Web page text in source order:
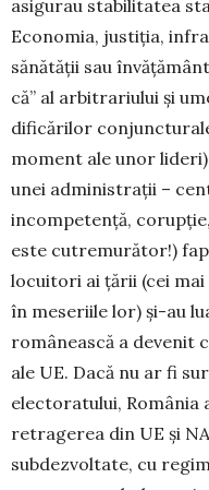
asigurau stabili­tatea
Economia, justiția,
sănătății sau
că” al arbitrariului și
dificărilor
moment ale unor
unei ad­ministrații –
incompetență,
este cutre­mu­rător!)
locuitori ai țării (cei
în meseriile lor) și-au
românească a devenit
ale UE. Dacă nu ar fi
electoratului, România
retragerea din UE și
subdezvoltate, cu